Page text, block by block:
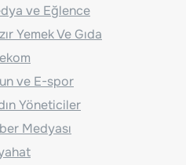
ve Eğlence
Yemek Ve Gıda
ve E-spor
Yöneticiler
Medyası